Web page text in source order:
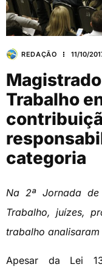
REDAÇÃO 11/10/
Trabalho
categoria
Na 2ª Jornada
Trabalho, juízes,
trabalho analisaram
Apesar da Lei